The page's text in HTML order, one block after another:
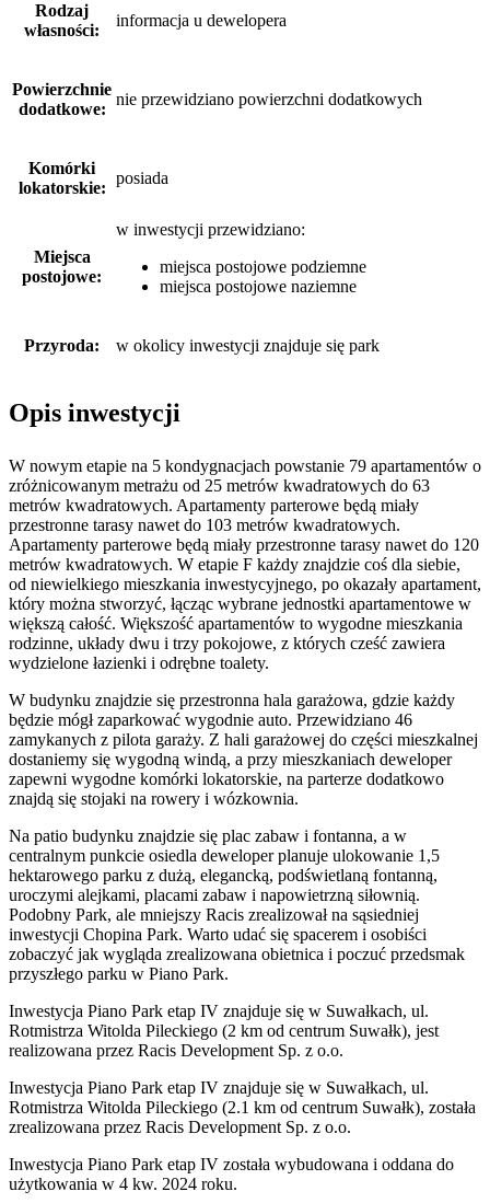
Rodzaj
własności:
informacja u dewelopera
Powierzchnie
dodatkowe:
nie przewidziano powierzchni dodatkowych
Komórki
lokatorskie:
posiada
Miejsca
postojowe:
w inwestycji przewidziano:
miejsca postojowe podziemne
miejsca postojowe naziemne
Przyroda: w okolicy inwestycji znajduje się park
Opis inwestycji
W nowym etapie na 5 kondygnacjach powstanie 79 apartamentów o
zróżnicowanym metrażu od 25 metrów kwadratowych do 63
metrów kwadratowych. Apartamenty parterowe będą miały
przestronne tarasy nawet do 103 metrów kwadratowych.
Apartamenty parterowe będą miały przestronne tarasy nawet do 120
metrów kwadratowych. W etapie F każdy znajdzie coś dla siebie,
od niewielkiego mieszkania inwestycyjnego, po okazały apartament,
który można stworzyć, łącząc wybrane jednostki apartamentowe w
większą całość. Większość apartamentów to wygodne mieszkania
rodzinne, układy dwu i trzy pokojowe, z których cześć zawiera
wydzielone łazienki i odrębne toalety.
W budynku znajdzie się przestronna hala garażowa, gdzie każdy
będzie mógł zaparkować wygodnie auto. Przewidziano 46
zamykanych z pilota garaży. Z hali garażowej do części mieszkalnej
dostaniemy się wygodną windą, a przy mieszkaniach deweloper
zapewni wygodne komórki lokatorskie, na parterze dodatkowo
znajdą się stojaki na rowery i wózkownia.
Na patio budynku znajdzie się plac zabaw i fontanna, a w
centralnym punkcie osiedla deweloper planuje ulokowanie 1,5
hektarowego parku z dużą, elegancką, podświetlaną fontanną,
uroczymi alejkami, placami zabaw i napowietrzną siłownią.
Podobny Park, ale mniejszy Racis zrealizował na sąsiedniej
inwestycji Chopina Park. Warto udać się spacerem i osobiści
zobaczyć jak wygląda zrealizowana obietnica i poczuć przedsmak
przyszłego parku w Piano Park.
Inwestycja Piano Park etap IV znajduje się w Suwałkach, ul.
Rotmistrza Witolda Pileckiego (2 km od centrum Suwałk), jest
realizowana przez Racis Development Sp. z o.o.
Inwestycja Piano Park etap IV znajduje się w Suwałkach, ul.
Rotmistrza Witolda Pileckiego (2.1 km od centrum Suwałk), została
zrealizowana przez Racis Development Sp. z o.o.
Inwestycja Piano Park etap IV została wybudowana i oddana do
użytkowania w 4 kw. 2024 roku.